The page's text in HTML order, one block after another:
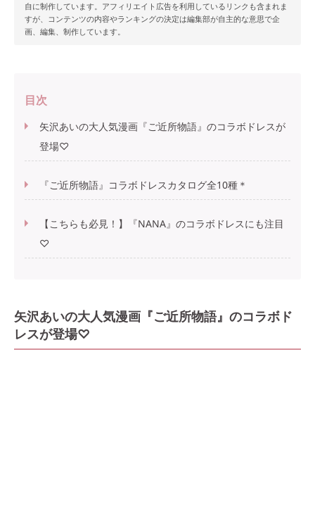
自に制作しています。アフィリエイト広告を利用しているリンクも含まれま
すが、コンテンツの内容やランキングの決定は編集部が自主的な意思で企
画、編集、制作しています。
目次
矢沢あいの大人気漫画『ご近所物語』のコラボドレスが
登場♡
『ご近所物語』コラボドレスカタログ全10種＊
【こちらも必見！】『NANA』のコラボドレスにも注目
♡
矢沢あいの大人気漫画『ご近所物語』のコラボド
レスが登場♡